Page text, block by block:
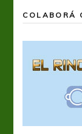
COLABORÁ